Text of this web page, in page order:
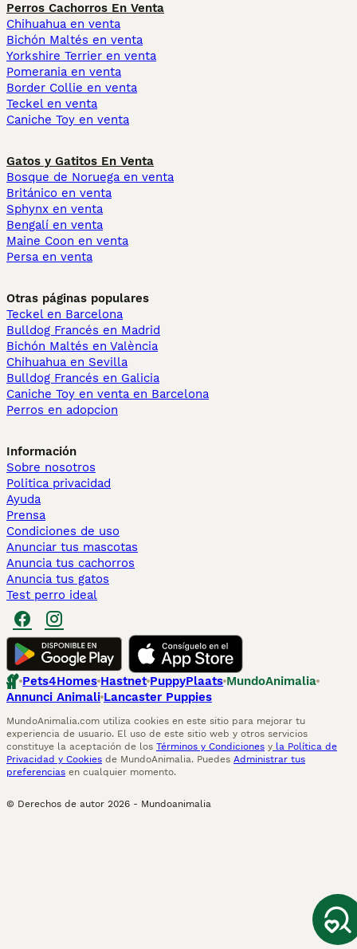
Perros Cachorros En Venta
Chihuahua en venta
Bichón Maltés en venta
Yorkshire Terrier en venta
Pomerania en venta
Border Collie en venta
Teckel en venta
Caniche Toy en venta
Gatos y Gatitos En Venta
Bosque de Noruega en venta
Británico en venta
Sphynx en venta
Bengalí en venta
Maine Coon en venta
Persa en venta
Otras páginas populares
Teckel en Barcelona
Bulldog Francés en Madrid
Bichón Maltés en València
Chihuahua en Sevilla
Bulldog Francés en Galicia
Caniche Toy en venta en Barcelona
Perros en adopcion
Información
Sobre nosotros
Politica privacidad
Ayuda
Prensa
Condiciones de uso
Anunciar tus mascotas
Anuncia tus cachorros
Anuncia tus gatos
Test perro ideal
Pets4Homes Hastnet PuppyPlaats MundoAnimalia
Annunci Animali Lancaster Puppies
MundoAnimalia.com utiliza cookies en este sitio para mejorar tu
experiencia de usuario. El uso de este sitio web y otros servicios
constituye la aceptación de los Términos y Condiciones y la Política de
Privacidad y Cookies de MundoAnimalia. Puedes Administrar tus
preferencias en cualquier momento.
© Derechos de autor 2026 - Mundoanimalia